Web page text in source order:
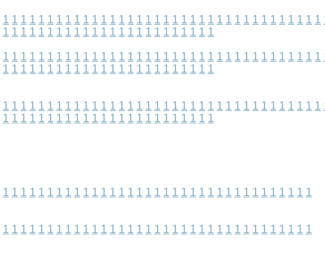
1 1 1 1 1 1 1 1 1 1 1 1 1 1 1 1 1 1 1 1 1 1 1 1 1 1 1 1 1 1 1 1 1 1 1 1
1 1 1 1 1 1 1 1 1 1 1 1 1 1 1 1 1 1 1 1 1 1 1 1
1 1 1 1 1 1 1 1 1 1 1 1 1 1 1 1 1 1 1 1 1 1 1 1 1 1 1 1 1 1 1 1 1 1 1 1
1 1 1 1 1 1 1 1 1 1 1 1 1 1 1 1 1 1 1 1 1 1 1 1
1 1 1 1 1 1 1 1 1 1 1 1 1 1 1 1 1 1 1 1 1 1 1 1 1 1 1 1 1 1 1 1 1 1 1 1
1 1 1 1 1 1 1 1 1 1 1 1 1 1 1 1 1 1 1 1 1 1 1 1
1 1 1 1 1 1 1 1 1 1 1 1 1 1 1 1 1 1 1 1 1 1 1 1 1 1 1 1 1 1 1 1 1 1 1
1 1 1 1 1 1 1 1 1 1 1 1 1 1 1 1 1 1 1 1 1 1 1 1 1 1 1 1 1 1 1 1 1 1 1